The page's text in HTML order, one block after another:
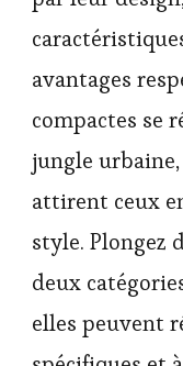
avantages
compactes se
jungle
attirent ceux
style. Plongez
deux
elles peuvent